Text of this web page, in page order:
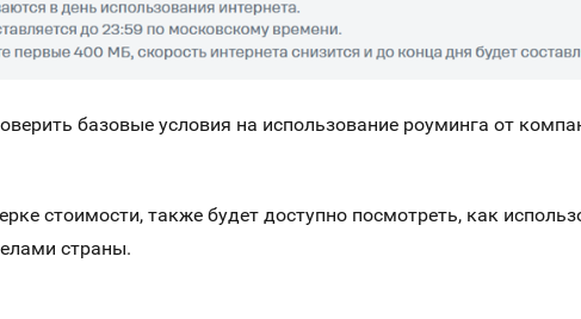
базовые условия на использование роуминга от
стоимости, также будет доступно посмотреть, как
страны.